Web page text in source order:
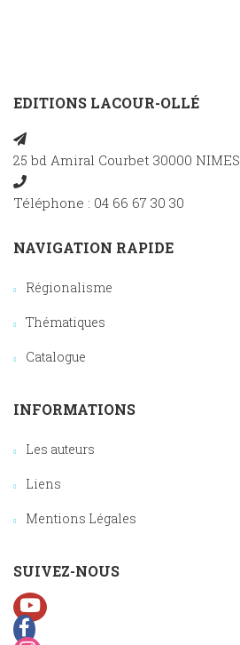
EDITIONS LACOUR-OLLÉ
25 bd Amiral Courbet 30000 NIMES
Téléphone : 04 66 67 30 30
NAVIGATION RAPIDE
Régionalisme
Thématiques
Catalogue
INFORMATIONS
Les auteurs
Liens
Mentions Légales
SUIVEZ-NOUS